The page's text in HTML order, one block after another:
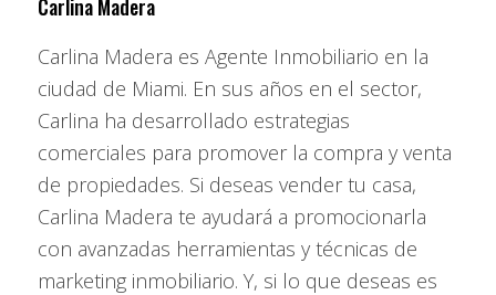
Comodidad y personalización
Desde encender las luces con un comando de voz hasta
programar el café a una hora exacta o adaptar la
temperatura a los hábitos del usuario, las
smart
homes
ofrecen una experiencia altamente personalizada.
Este tipo de funcionalidad incrementa la satisfacción de los
ocupantes y mejora su calidad de vida.
Carlina Madera
Carlina Madera es Agente Inmobiliario en la
ciudad de Miami. En sus años en el sector,
Carlina ha desarrollado estrategias
comerciales para promover la compra y venta
de propiedades. Si deseas vender tu casa,
Carlina Madera te ayudará a promocionarla
con avanzadas herramientas y técnicas de
marketing inmobiliario. Y, si lo que deseas es